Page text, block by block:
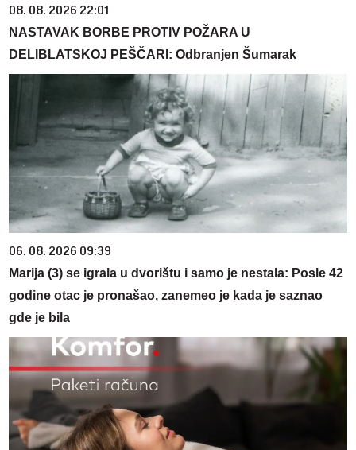
08. 08. 2026 22:01
NASTAVAK BORBE PROTIV POŽARA U
DELIBLATSKOJ PEŠČARI: Odbranjen Šumarak
06. 08. 2026 09:39
Marija (3) se igrala u dvorištu i samo je nestala: Posle 42
godine otac je pronašao, zanemeo je kada je saznao
gde je bila